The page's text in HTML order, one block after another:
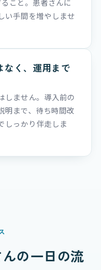
い手間を増やしませ
なく、運用まで
しません。導入前の
明まで、待ち時間改
しっかり伴走しま
の一日の流